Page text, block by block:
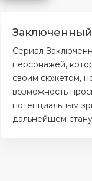
Заключенный
Сериал
персонажей,
своим сюжетом,
возможность
потенциальным
дальнейшем